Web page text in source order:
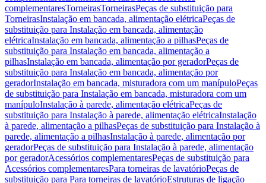
complementaresTorneirasTorneirasPeças de substituição para
TorneirasInstalação em bancada, alimentação elétricaPeças de
substituição para Instalação em bancada, alimentação
elétricaInstalação em bancada, alimentação a pilhasPeças de
substituição para Instalação em bancada, alimentação a
pilhasInstalação em bancada, alimentação por geradorPeças de
substituição para Instalação em bancada, alimentação por
geradorInstalação em bancada, misturadora com um manípuloPeças
de substituição para Instalação em bancada, misturadora com um
manípuloInstalação à parede, alimentação elétricaPeças de
substituição para Instalação à parede, alimentação elétricaInstalação
à parede, alimentação a pilhasPeças de substituição para Instalação à
parede, alimentação a pilhasInstalação à parede, alimentação por
geradorPeças de substituição para Instalação à parede, alimentação
por geradorAcessórios complementaresPeças de substituição para
Acessórios complementaresPara torneiras de lavatórioPeças de
substituição para Para torneiras de lavatórioEstruturas de ligação